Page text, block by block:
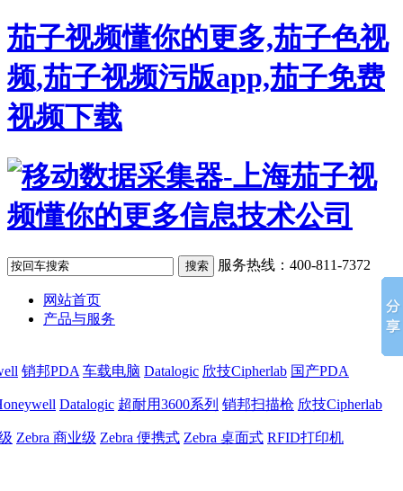
茄子视频懂你的更多,茄子色视
频,茄子视频污版app,茄子免费
视频下载
服务热线：400-811-7372
网站首页
产品与服务
销邦PDA 车载电脑 Datalogic 欣技Cipherlab 国产PDA
Datalogic 超耐用3600系列 销邦扫描枪 欣技Cipherlab
Zebra 商业级 Zebra 便携式 Zebra 桌面式 RFID打印机